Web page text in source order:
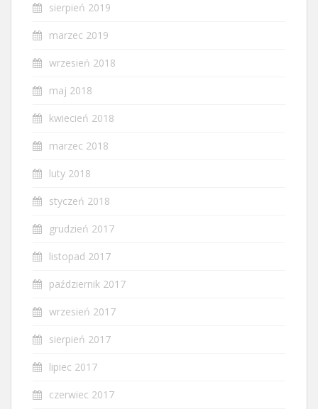
sierpień 2019
marzec 2019
wrzesień 2018
maj 2018
kwiecień 2018
marzec 2018
luty 2018
styczeń 2018
grudzień 2017
listopad 2017
październik 2017
wrzesień 2017
sierpień 2017
lipiec 2017
czerwiec 2017